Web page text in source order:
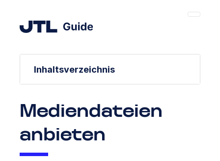
Inhaltsverzeichnis
Mediendateien
anbieten